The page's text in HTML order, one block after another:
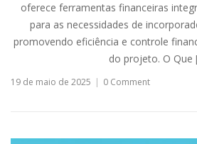
oferece ferramentas financeiras
para as necessidades de
promovendo eficiência e controle
do projeto. O Que
19 de maio de 2025 0 Comment